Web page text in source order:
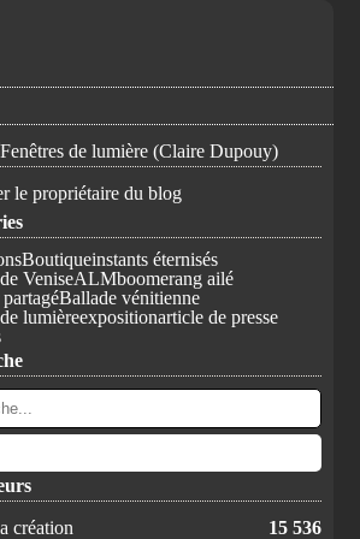
le propriétaire du blog
Boutiqueinstants éternisés
VeniseALMboomerang ailé
Ballade vénitienne
lumièreexpositionarticle de presse
création
15 536